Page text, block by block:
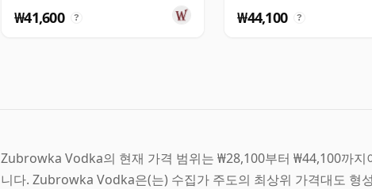
₩41,600 ? ₩44,100 ?
Zubrowka Vodka의 현재 가격 범위는 ₩28,100부터 ₩44,100까지
니다. Zubrowka Vodka은(는) 수집가 주도의 최상위 가격대도 형